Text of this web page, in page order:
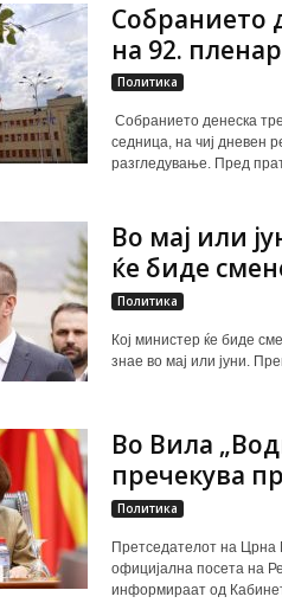
Собранието
на 92.
Политика
Собранието денеска
седница, на чиј дневен
разгледување. Пред
Во мај или
ќе биде
Политика
Кој министер ќе биде
знае во мај или јуни.
Во Вила
пречекува
Политика
Претседателот на Црна
официјална посета на
информираат од